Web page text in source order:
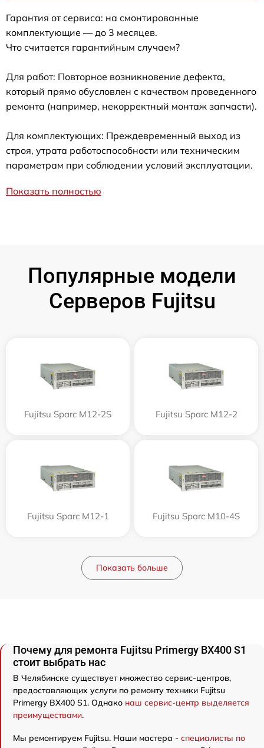
Гарантия от сервиса: на смонтированные
комплектующие — до 3 месяцев.
Что считается гарантийным случаем?
Для работ: Повторное возникновение дефекта,
который прямо обусловлен с качеством проведенного
ремонта (например, некорректный монтаж запчасти).
Для комплектующих: Преждевременный выход из
строя, утрата работоспособности или техническим
параметрам при соблюдении условий эксплуатации.
Показать полностью
Популярные модели
Серверов Fujitsu
Fujitsu Sparc M12-2S Fujitsu Sparc M12-2
Fujitsu Sparc M12-1 Fujitsu Sparc M10-4S
Показать больше
Почему для ремонта Fujitsu Primergy BX400 S1
стоит выбрать нас
В Челябинске существует множество сервис-центров,
предоставляющих услуги по ремонту техники Fujitsu
Primergy BX400 S1. Однако наш сервис-центр выделяется
преимуществами.
Мы ремонтируем Fujitsu. Наши мастера - специалисты по